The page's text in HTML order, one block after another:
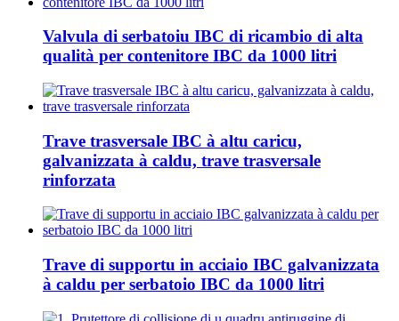
Valvula di serbatoiu IBC di ricambio di alta
qualità per contenitore IBC da 1000 litri
Trave trasversale IBC à altu caricu,
galvanizzata à caldu, trave trasversale
rinforzata
Trave di supportu in acciaio IBC galvanizzata
à caldu per serbatoio IBC da 1000 litri